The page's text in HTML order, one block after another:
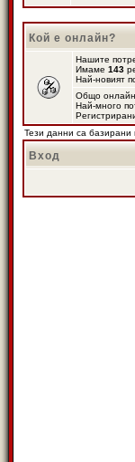
Кой е онлайн?
Нашите
Имаме 143
Най-новият
Общо
Най-много
Тези данни са базирани
Вход